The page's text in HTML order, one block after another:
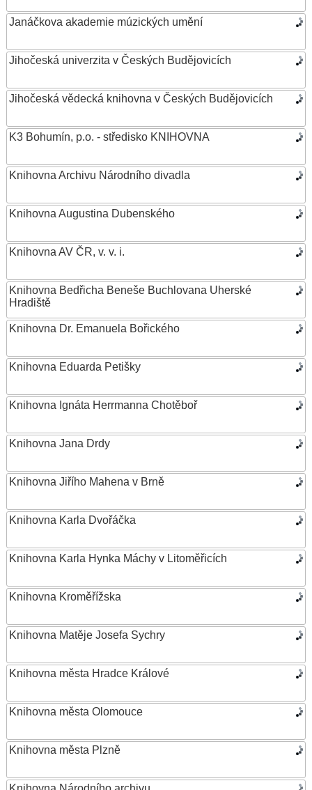
Janáčkova akademie múzických umění
Jihočeská univerzita v Českých Budějovicích
Jihočeská vědecká knihovna v Českých Budějovicích
K3 Bohumín, p.o. - středisko KNIHOVNA
Knihovna Archivu Národního divadla
Knihovna Augustina Dubenského
Knihovna AV ČR, v. v. i.
Knihovna Bedřicha Beneše Buchlovana Uherské
Hradiště
Knihovna Dr. Emanuela Bořického
Knihovna Eduarda Petišky
Knihovna Ignáta Herrmanna Chotěboř
Knihovna Jana Drdy
Knihovna Jiřího Mahena v Brně
Knihovna Karla Dvořáčka
Knihovna Karla Hynka Máchy v Litoměřicích
Knihovna Kroměřížska
Knihovna Matěje Josefa Sychry
Knihovna města Hradce Králové
Knihovna města Olomouce
Knihovna města Plzně